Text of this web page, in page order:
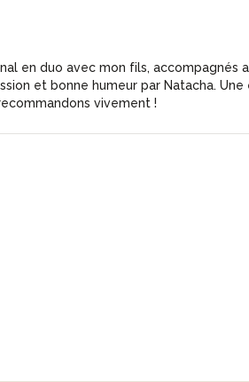
en duo avec mon fils, accompagnés
et bonne humeur par Natacha. Une
vivement !